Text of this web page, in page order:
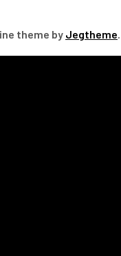
theme by Jegtheme.